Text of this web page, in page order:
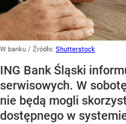
W banku / Źródło: Shutterstock
ING Bank Śląski
serwisowych. W
nie będą mogli
dostępnego w